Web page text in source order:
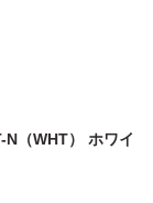
（WHT） ホワイ